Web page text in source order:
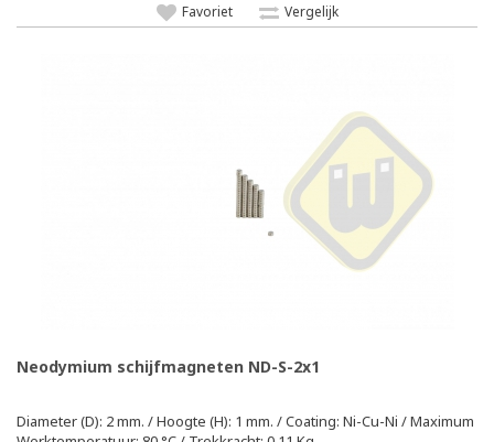
Favoriet Vergelijk
Neodymium schijfmagneten ND-S-2x1
Diameter (D): 2 mm. / Hoogte (H): 1 mm. / Coating: Ni-Cu-Ni / Maximum